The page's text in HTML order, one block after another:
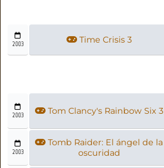
2003 Time Crisis 3
2003 Tom Clancy's Rainbow Six 3
2003
Tomb Raider: El ángel de la
oscuridad